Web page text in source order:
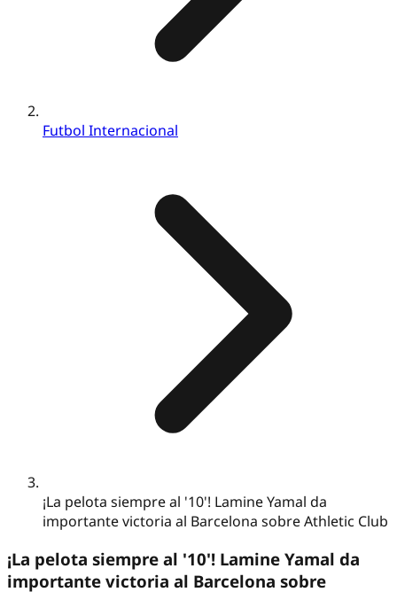
Futbol Internacional
¡La pelota siempre al '10'! Lamine Yamal da
importante victoria al Barcelona sobre Athletic Club
¡La pelota siempre al '10'! Lamine Yamal da
importante victoria al Barcelona sobre